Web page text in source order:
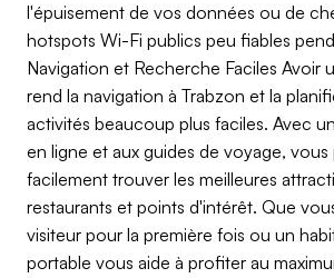
l'épuisement de vos données ou de
hotspots Wi-Fi publics peu fiables
Navigation et Recherche Faciles Avoir
rend la navigation à Trabzon et la
activités beaucoup plus faciles. Avec
en ligne et aux guides de voyage,
facilement trouver les meilleures
restaurants et points d'intérêt. Que
visiteur pour la première fois ou un
portable vous aide à profiter au